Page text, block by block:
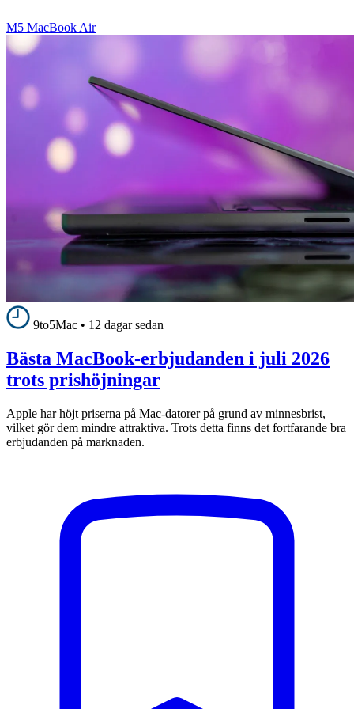
M5 MacBook Air
9to5Mac • 12 dagar sedan
Bästa MacBook-erbjudanden i juli 2026
trots prishöjningar
Apple har höjt priserna på Mac-datorer på grund av minnesbrist,
vilket gör dem mindre attraktiva. Trots detta finns det fortfarande bra
erbjudanden på marknaden.